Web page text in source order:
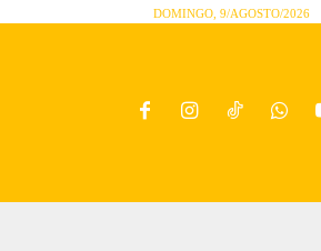
DOMINGO, 9/AGOSTO/2026